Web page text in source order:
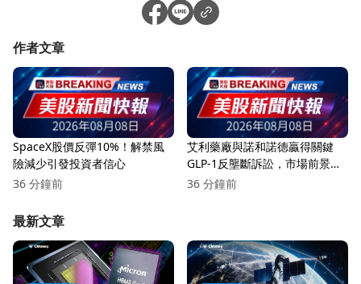
作者文章
SpaceX股價反彈10%！解禁風
險減少引發投資者信心
36 分鐘前
艾利藥廠與諾和諾德贏得關鍵
GLP-1反壟斷訴訟，市場前景看
漲！
36 分鐘前
最新文章